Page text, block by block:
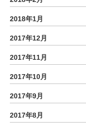
2018年1月
2017年12月
2017年11月
2017年10月
2017年9月
2017年8月